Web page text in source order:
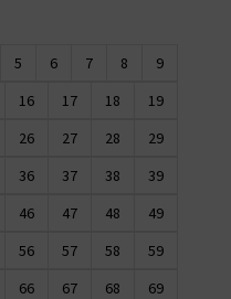
5 6 7 8
9
16 17 18
19
26 27 28
29
36 37 38
39
46 47 48
49
56 57 58
59
66 67 68
69